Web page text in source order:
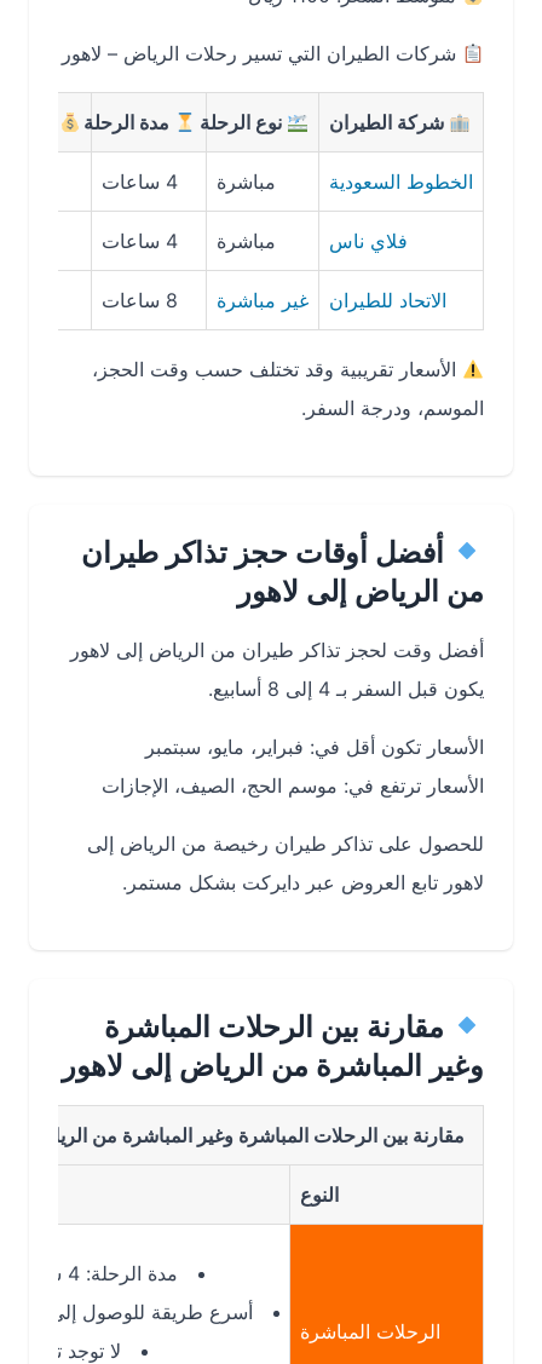
شركات الطيران التي تسير رحلات الرياض – لاهور
شركة الطيران نوع الرحلة مدة الرحلة متوسط
الخطوط السعودية مباشرة 4 ساعات
فلاي ناس مباشرة 4 ساعات
الاتحاد للطيران غير مباشرة 8 ساعات
الأسعار تقريبية وقد تختلف حسب وقت الحجز،
الموسم، ودرجة السفر.
أفضل أوقات حجز تذاكر طيران
من الرياض إلى لاهور
أفضل وقت لحجز تذاكر طيران من الرياض إلى لاهور
يكون قبل السفر بـ 4 إلى 8 أسابيع.
الأسعار تكون أقل في: فبراير، مايو، سبتمبر
الأسعار ترتفع في: موسم الحج، الصيف، الإجازات
للحصول على تذاكر طيران رخيصة من الرياض إلى
لاهور تابع العروض عبر دايركت بشكل مستمر.
مقارنة بين الرحلات المباشرة
وغير المباشرة من الرياض إلى لاهور
مقارنة بين الرحلات المباشرة وغير المباشرة من الرياض الى لاهور
الرحلات المباشرة
مدة الرحلة: 4 ساعات
أسرع طريقة للوصول إلى لاهور
لا توجد توقفات